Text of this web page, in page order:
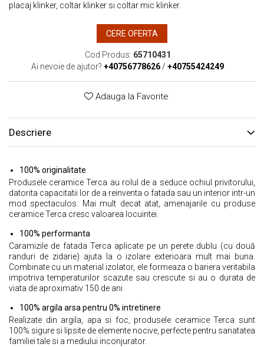
placaj klinker, coltar klinker si coltar mic klinker.
CERE OFERTA
Cod Produs: 65710431
Ai nevoie de ajutor? +40756778626/ +40755424249
Adauga la Favorite
Descriere
100% originalitate
Produsele ceramice Terca au rolul de a seduce ochiul privitorului,
datorita capacitatii lor de a reinventa o fatada sau un interior intr-un
mod spectaculos. Mai mult decat atat, amenajarile cu produse
ceramice Terca cresc valoarea locuintei.
100% performanta
Caramizile de fatada Terca aplicate pe un perete dublu (cu două
randuri de zidarie) ajuta la o izolare exterioara mult mai buna.
Combinate cu un material izolator, ele formeaza o bariera veritabila
impotriva temperaturilor scazute sau crescute si au o durata de
viata de aproximativ 150 de ani
100% argila arsa pentru 0% intretinere
Realizate din argila, apa si foc, produsele ceramice Terca sunt
100% sigure si lipsite de elemente nocive, perfecte pentru sanatatea
familiei tale si a mediului inconjurator.